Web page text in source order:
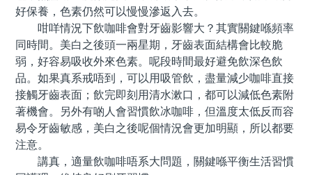
好保養，色素仍然可以慢慢滲返入去。
咁咩情況下飲咖啡會對牙齒影響大？其實關鍵喺頻率
同時間。美白之後頭一兩星期，牙齒表面結構會比較脆
弱，好容易吸收外來色素。呢段時間最好避免飲深色飲
品。如果真系戒唔到，可以用吸管飲，盡量減少咖啡直接
接觸牙齒表面；飲完即刻用清水漱口，都可以減低色素附
著機會。另外有啲人會習慣飲冰咖啡，但溫度太低反而容
易令牙齒敏感，美白之後呢個情況會更加明顯，所以都要
注意。
講真，適量飲咖啡唔系大問題，關鍵喺平衡生活習慣